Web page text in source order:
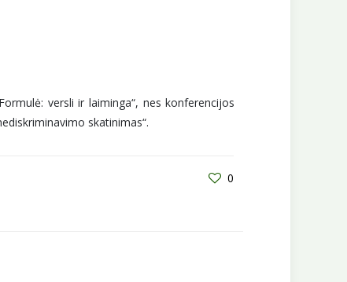
versli ir laiminga“, nes konferencijos
skatinimas“.
0